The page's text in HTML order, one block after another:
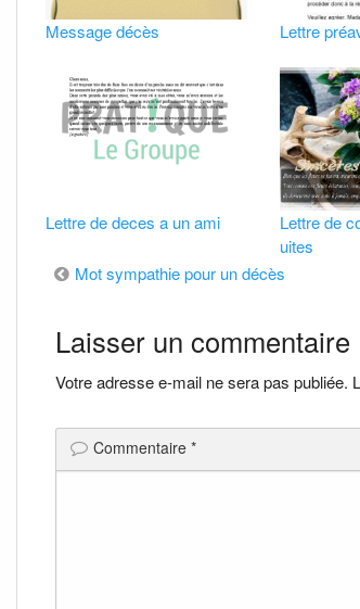
Message décès Lettre
Lettre de deces a un ami
Lettre de
uites
Navigation
de
l’article
Mot sympathie pour un décès
Laisser un commentaire
Votre adresse e-mail ne sera pas publiée.
Commentaire *